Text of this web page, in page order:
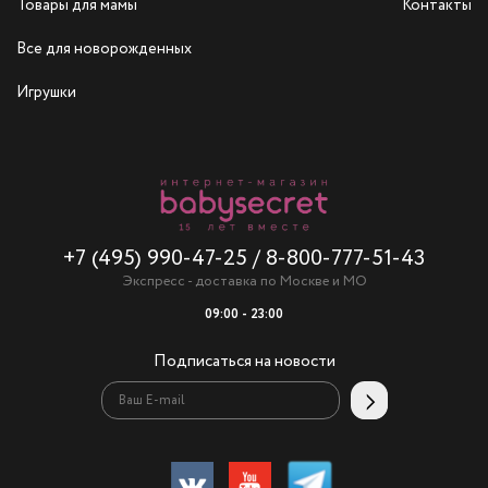
Товары для мамы
Все для новорожденных
Игрушки
+7 (495) 990-47-25 / 8-800-777-51-43
Экспресс - доставка по Москве и МО
09:00 - 23:00
Подписаться на новости
Контакты